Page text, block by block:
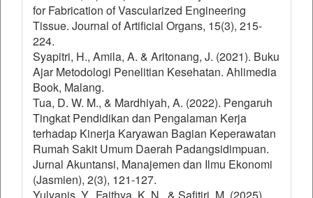
for Fabrication of Vascularized Engineering
Tissue. Journal of Artificial Organs, 15(3), 215-
224.
Syapitri, H., Amila, A. & Aritonang, J. (2021). Buku
Ajar Metodologi Penelitian Kesehatan. Ahlimedia
Book, Malang.
Tua, D. W. M., & Mardhiyah, A. (2022). Pengaruh
Tingkat Pendidikan dan Pengalaman Kerja
terhadap Kinerja Karyawan Bagian Keperawatan
Rumah Sakit Umum Daerah Padangsidimpuan.
Jurnal Akuntansi, Manajemen dan Ilmu Ekonomi
(Jasmien), 2(3), 121-127.